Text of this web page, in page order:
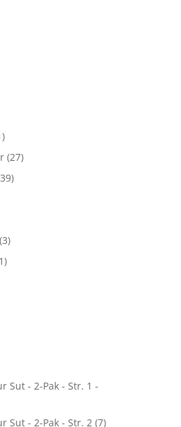
(27)
(3)
Sut - 2-Pak - Str. 1 -
Sut - 2-Pak - Str. 2 (7)